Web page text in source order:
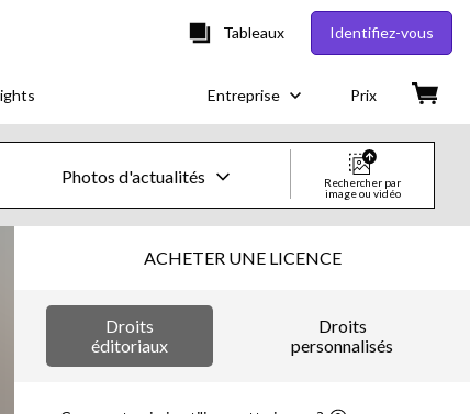
Tableaux Identifiez-vous
Entreprise Prix
Photos d'actualités
Images
Images créatives
Rechercher par
image ou vidéo
ACHETER UNE LICENCE
Droits
éditoriaux
Droits
personnalisés